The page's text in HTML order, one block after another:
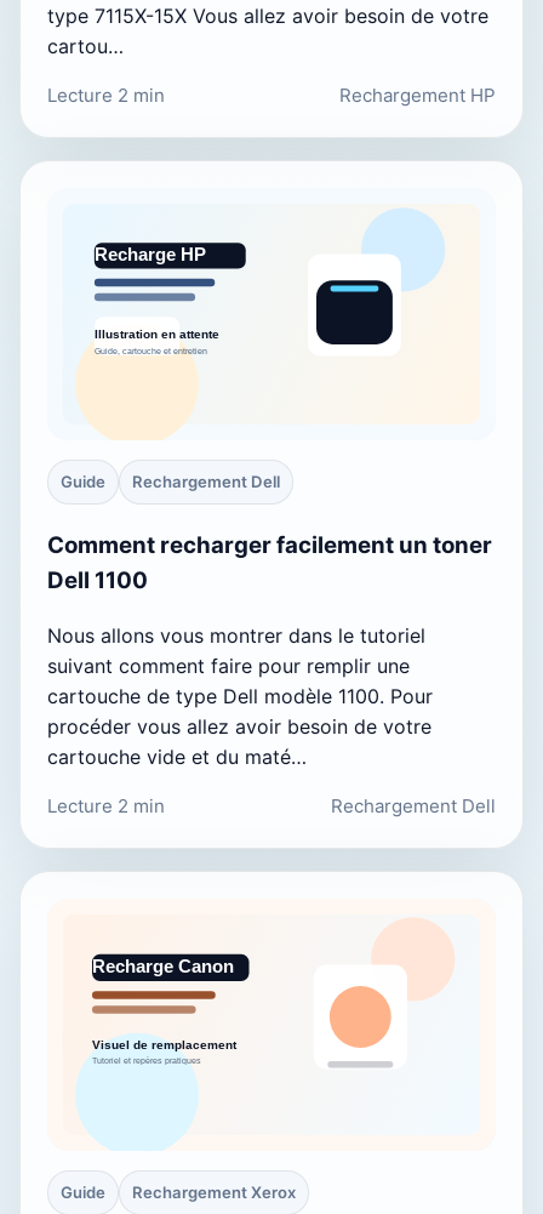
type 7115X-15X Vous allez avoir besoin de votre
cartou…
Lecture 2 min Rechargement HP
Guide Rechargement Dell
Comment recharger facilement un toner
Dell 1100
Nous allons vous montrer dans le tutoriel
suivant comment faire pour remplir une
cartouche de type Dell modèle 1100. Pour
procéder vous allez avoir besoin de votre
cartouche vide et du maté…
Lecture 2 min Rechargement Dell
Guide Rechargement Xerox